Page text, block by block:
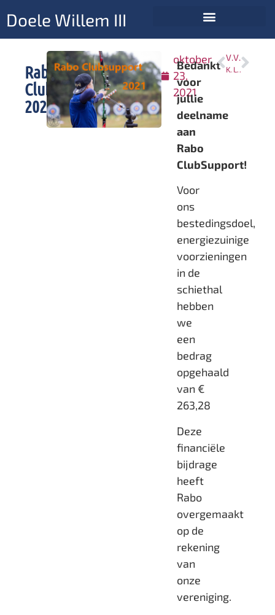
Doele Willem III
Rabo
Clubsupport
2021
oktober
23,
2021
Bedankt
voor
jullie
deelname
aan
Rabo
ClubSupport!
Voor
ons
bestedingsdoel,
energiezuinige
voorzieningen
in de
schiethal
hebben
we
een
bedrag
opgehaald
van €
263,28
Deze
financiële
bijdrage
heeft
Rabo
overgemaakt
op de
rekening
van
onze
vereniging.
VORIGE
Koningschieten en presentatie nieuw sporttenue
VOLGENDE
Lowlands Indoor stage één bij Doele Willem III